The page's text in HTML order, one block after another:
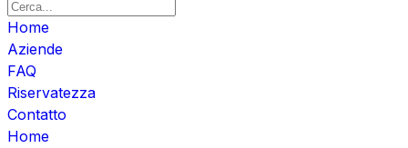
Home
Aziende
FAQ
Riservatezza
Contatto
Home